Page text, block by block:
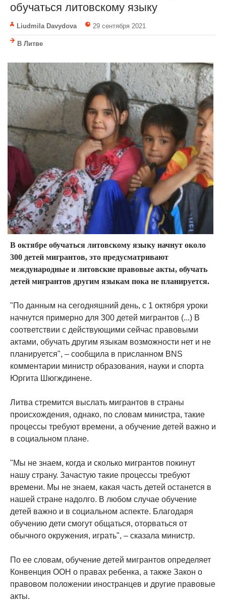
обучаться литовскому языку
Liudmila Davydova 29 сентября 2021
В Литве
В октябре обучаться литовскому языку начнут около
300 детей мигрантов, это предусматривают
международные и литовские правовые акты, обучать
детей мигрантов другим языкам пока не планируется.
"По данным на сегодняшний день, с 1 октября уроки
начнутся примерно для 300 детей мигрантов (...) В
соответствии с действующими сейчас правовыми
актами, обучать другим языкам возможности нет и не
планируется", – сообщила в присланном BNS
комментарии министр образования, науки и спорта
Юргита Шюгждинене.
Литва стремится выслать мигрантов в страны
происхождения, однако, по словам министра, такие
процессы требуют времени, а обучение детей важно и
в социальном плане.
"Мы не знаем, когда и сколько мигрантов покинут
нашу страну. Зачастую такие процессы требуют
времени. Мы не знаем, какая часть детей останется в
нашей стране надолго. В любом случае обучение
детей важно и в социальном аспекте. Благодаря
обучению дети смогут общаться, оторваться от
обычного окружения, играть", – сказала министр.
По ее словам, обучение детей мигрантов определяет
Конвенция ООН о правах ребенка, а также Закон о
правовом положении иностранцев и другие правовые
акты.